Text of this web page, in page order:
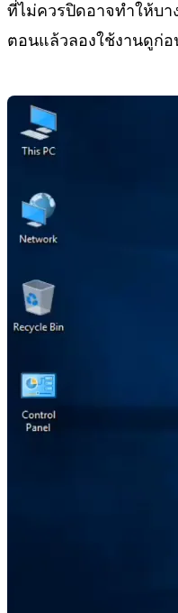
ที่ไม่ควรปิดอาจทำให้บา
ตอนแล้วลองใช้งานดูก่